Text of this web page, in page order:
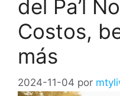
del Pa’l
Costos,
más
2024-11-04 por